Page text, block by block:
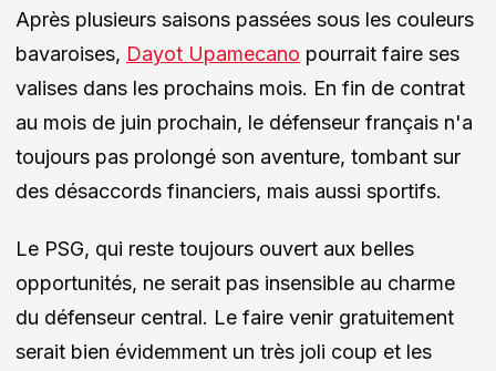
Après plusieurs saisons passées sous les couleurs
bavaroises, Dayot Upamecano pourrait faire ses
valises dans les prochains mois. En fin de contrat
au mois de juin prochain, le défenseur français n'a
toujours pas prolongé son aventure, tombant sur
des désaccords financiers, mais aussi sportifs.
Le PSG, qui reste toujours ouvert aux belles
opportunités, ne serait pas insensible au charme
du défenseur central. Le faire venir gratuitement
serait bien évidemment un très joli coup et les